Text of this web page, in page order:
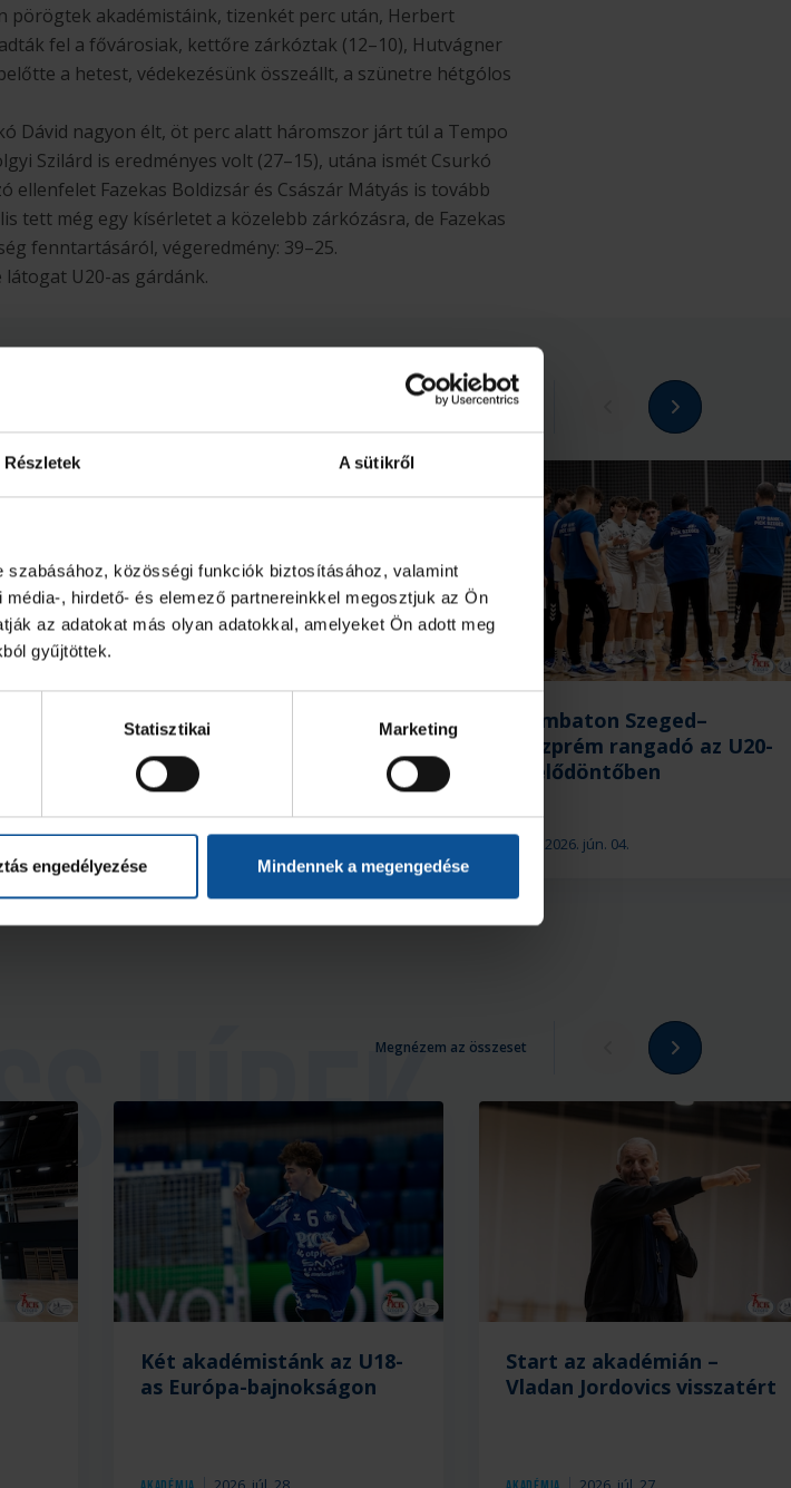
Részletek A sütikről
közösségi funkciók biztosításához, valamint
, hirdető- és elemező partnereinkkel megosztjuk az Ön
az adatokat más olyan adatokkal, amelyeket Ön adott meg
gyűjtöttek.
Statisztikai Marketing
engedélyezése Mindennek a megengedése
pörögtek akadémistáink, tizenkét perc után, Herbert
fel a fővárosiak, kettőre zárkóztak (12–10), Hutvágner
a hetest, védekezésünk összeállt, a szünetre hétgólos
Dávid nagyon élt, öt perc alatt háromszor járt túl a Tempo
Szilárd is eredményes volt (27–15), utána ismét Csurkó
ellenfelet Fazekas Boldizsár és Császár Mátyás is tovább
tett még egy kísérletet a közelebb zárkózásra, de Fazekas
fenntartásáról, végeredmény: 39–25.
U20-as gárdánk.
Megnézem az összeset
2026. jún. 06.
Nagy küzdelemben maradt
döntőbe jutásért
2026. jún. 04.
Szombaton Szeged–
Veszprém rangadó az U20-
as elődöntőben
Megnézem az összeset
Két akadémistánk az U18-
as Európa-bajnokságon
Start az akadémián –
Vladan Jordovics visszatért